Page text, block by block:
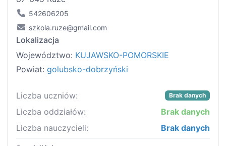
542606205
szkola.ruze@gmail.com
Lokalizacja
Województwo: KUJAWSKO-POMORSKIE
Powiat: golubsko-dobrzyński
Liczba uczniów: Brak danych
Liczba oddziałów:
Brak danych
Liczba nauczycieli:
Brak danych